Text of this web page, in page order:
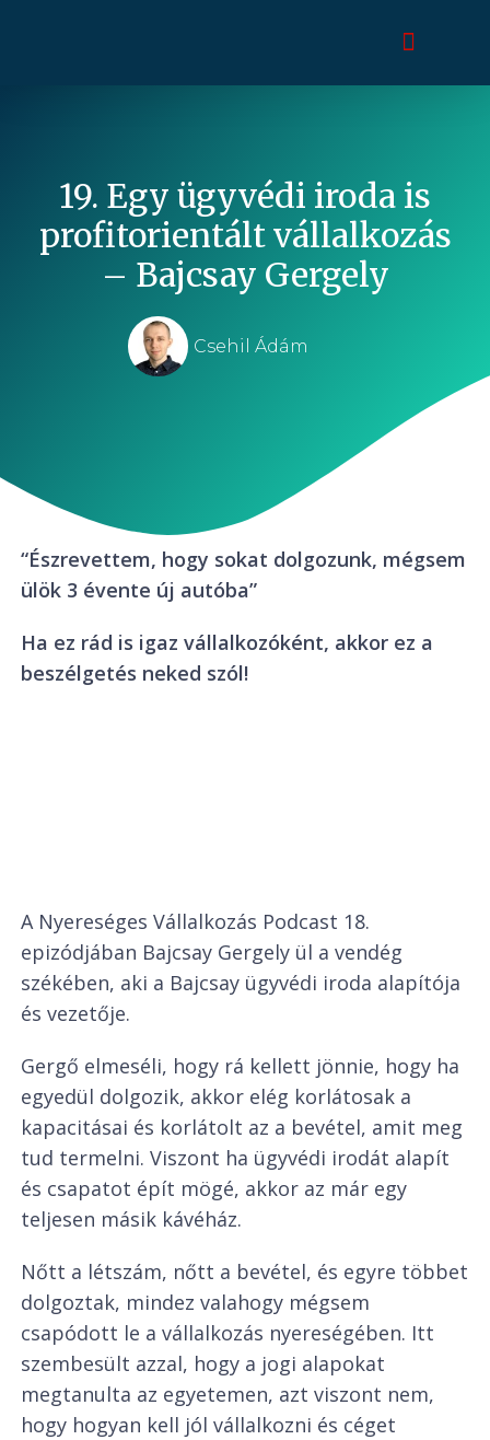
19. Egy ügyvédi iroda is
profitorientált vállalkozás
– Bajcsay Gergely
Csehil Ádám
“Észrevettem, hogy sokat dolgozunk, mégsem
ülök 3 évente új autóba”
Ha ez rád is igaz vállalkozóként, akkor ez a
beszélgetés neked szól!
A Nyereséges Vállalkozás Podcast 18.
epizódjában Bajcsay Gergely ül a vendég
székében, aki a Bajcsay ügyvédi iroda alapítója
és vezetője.
Gergő elmeséli, hogy rá kellett jönnie, hogy ha
egyedül dolgozik, akkor elég korlátosak a
kapacitásai és korlátolt az a bevétel, amit meg
tud termelni. Viszont ha ügyvédi irodát alapít
és csapatot épít mögé, akkor az már egy
teljesen másik kávéház.
Nőtt a létszám, nőtt a bevétel, és egyre többet
dolgoztak, mindez valahogy mégsem
csapódott le a vállalkozás nyereségében. Itt
szembesült azzal, hogy a jogi alapokat
megtanulta az egyetemen, azt viszont nem,
hogy hogyan kell jól vállalkozni és céget